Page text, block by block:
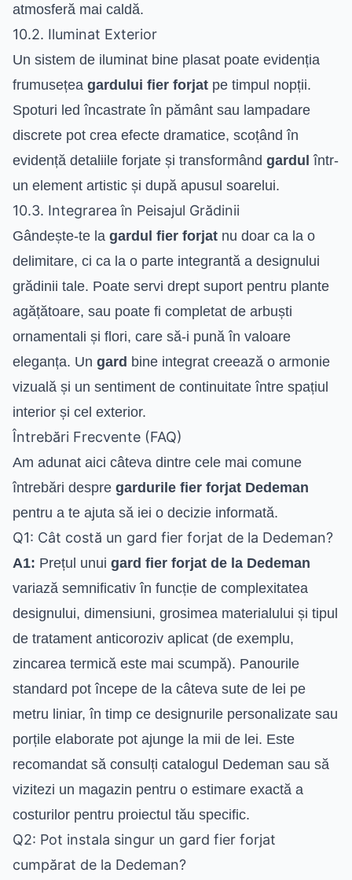
atmosferă mai caldă.
10.2. Iluminat Exterior
Un sistem de iluminat bine plasat poate evidenția
frumusețea gardului fier forjat pe timpul nopții.
Spoturi led încastrate în pământ sau lampadare
discrete pot crea efecte dramatice, scoțând în
evidență detaliile forjate și transformând gardul într-
un element artistic și după apusul soarelui.
10.3. Integrarea în Peisajul Grădinii
Gândește-te la gardul fier forjat nu doar ca la o
delimitare, ci ca la o parte integrantă a designului
grădinii tale. Poate servi drept suport pentru plante
agățătoare, sau poate fi completat de arbuști
ornamentali și flori, care să-i pună în valoare
eleganța. Un gard bine integrat creează o armonie
vizuală și un sentiment de continuitate între spațiul
interior și cel exterior.
Întrebări Frecvente (FAQ)
Am adunat aici câteva dintre cele mai comune
întrebări despre gardurile fier forjat Dedeman
pentru a te ajuta să iei o decizie informată.
Q1: Cât costă un gard fier forjat de la Dedeman?
A1: Prețul unui gard fier forjat de la Dedeman
variază semnificativ în funcție de complexitatea
designului, dimensiuni, grosimea materialului și tipul
de tratament anticoroziv aplicat (de exemplu,
zincarea termică este mai scumpă). Panourile
standard pot începe de la câteva sute de lei pe
metru liniar, în timp ce designurile personalizate sau
porțile elaborate pot ajunge la mii de lei. Este
recomandat să consulți catalogul Dedeman sau să
vizitezi un magazin pentru o estimare exactă a
costurilor pentru proiectul tău specific.
Q2: Pot instala singur un gard fier forjat
cumpărat de la Dedeman?